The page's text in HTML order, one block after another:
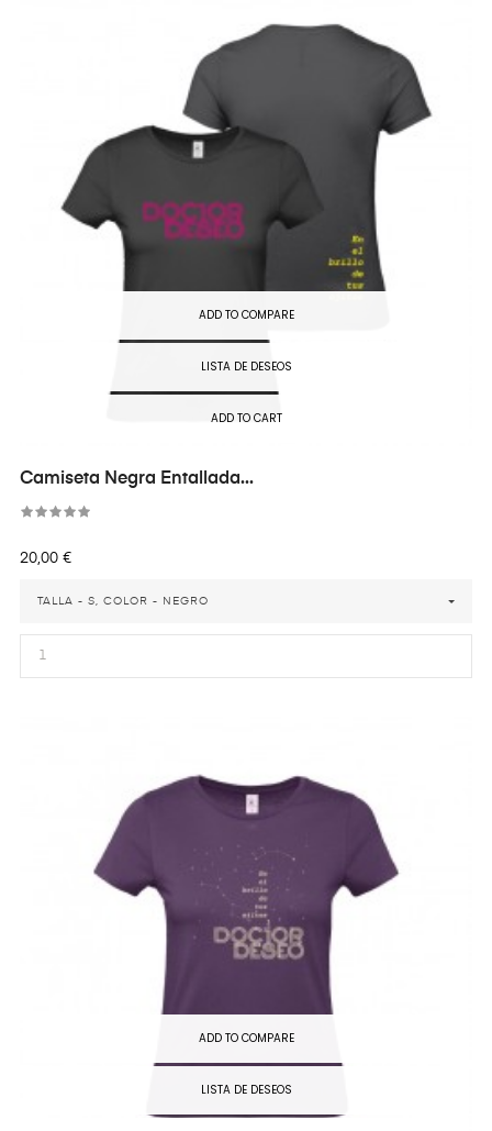
ADD TO COMPARE
LISTA DE DESEOS
ADD TO CART
Camiseta Negra Entallada...
Precio
20,00 €
TALLA - S, COLOR - NEGRO
ADD TO COMPARE
LISTA DE DESEOS